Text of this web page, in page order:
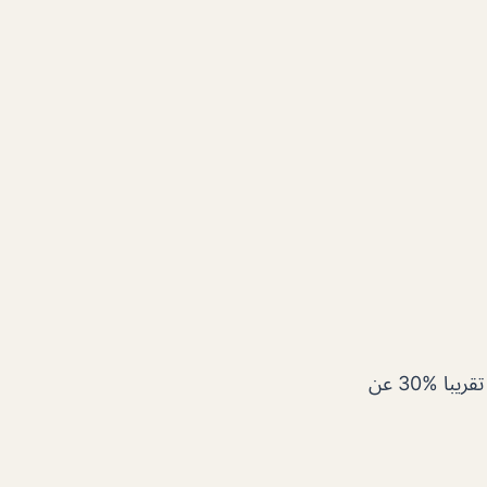
موقع المطعم ممتاز وخاصة في الشتاء مقابل عين دبي الاكل 7 من 10 الاسعار مرتفعة تقريبا 3‎0‎%‎ عن